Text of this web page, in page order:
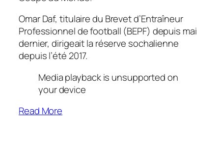
Omar Daf, titulaire du Brevet d’Entraîneur
Professionnel de football (BEPF) depuis mai
dernier, dirigeait la réserve sochalienne
depuis l’été 2017.
Media playback is unsupported on
your device
Read More